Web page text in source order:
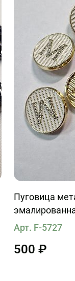
Пуговица
буква "М" из
Арт. F-5727
500 ₽